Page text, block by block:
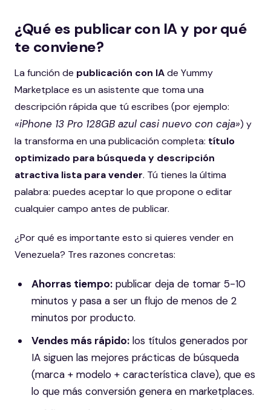
¿Qué es publicar con IA y por qué
te conviene?
La función de publicación con IAde Yummy
Marketplace es un asistente que toma una
descripción rápida que tú escribes (por ejemplo:
«iPhone 13 Pro 128GB azul casi nuevo con caja») y
la transforma en una publicación completa: título
optimizado para búsqueda y descripción
atractiva lista para vender. Tú tienes la última
palabra: puedes aceptar lo que propone o editar
cualquier campo antes de publicar.
¿Por qué es importante esto si quieres vender en
Venezuela? Tres razones concretas:
Ahorras tiempo: publicar deja de tomar 5-10
minutos y pasa a ser un flujo de menos de 2
minutos por producto.
Vendes más rápido: los títulos generados por
IA siguen las mejores prácticas de búsqueda
(marca + modelo + característica clave), que es
lo que más conversión genera en marketplaces.